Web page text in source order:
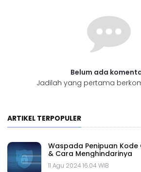
Belum ada
Jadilah yang pertama
ARTIKEL TERPOPULER
Waspada Penipuan Kode
& Cara Menghindarinya
11 Agu 2024 16.04 WIB